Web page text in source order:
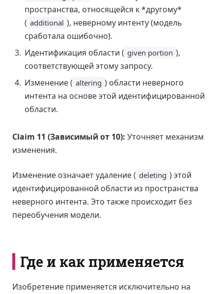
пространства, относящейся к *другому*
( additional ), неверному интенту (модель
сработала ошибочно).
Идентификация области ( given portion ),
соответствующей этому запросу.
Изменение ( altering ) области неверного
интента на основе этой идентифицированной
области.
Claim 11 (Зависимый от 10): Уточняет механизм
изменения.
Изменение означает удаление ( deleting ) этой
идентифицированной области из пространства
неверного интента. Это также происходит без
переобучения модели.
Где и как применяется
Изобретение применяется исключительно на